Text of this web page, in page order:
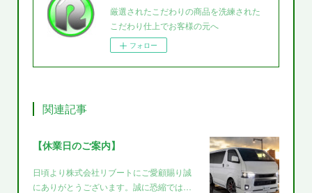
厳選されたこだわりの商品を洗練された
こだわり仕上でお客様の元へ
フォロー
関連記事
【休業日のご案内】
日頃より株式会社リブートにご愛顧賜り誠
にありがとうございます。誠に恐縮では…